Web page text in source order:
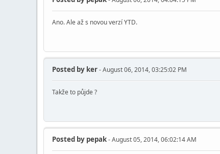
Ano. Ale až s novou verzí YTD.
Posted by ker- August 06, 2014, 03:25:02 PM
Takže to půjde ?
Posted by pepak- August 05, 2014, 06:02:14 AM